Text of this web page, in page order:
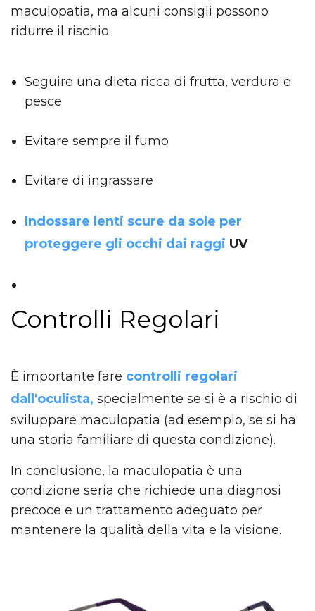
maculopatia, ma alcuni consigli possono
ridurre il rischio.
Seguire una dieta ricca di frutta, verdura e
pesce
Evitare sempre il fumo
Evitare di ingrassare
Indossare lenti scure da sole per
proteggere gli occhi dai raggi UV
Controlli Regolari
È importante fare controlli regolari
dall'oculista, specialmente se si è a rischio di
sviluppare maculopatia (ad esempio, se si ha
una storia familiare di questa condizione).
In conclusione, la maculopatia è una
condizione seria che richiede una diagnosi
precoce e un trattamento adeguato per
mantenere la qualità della vita e la visione.